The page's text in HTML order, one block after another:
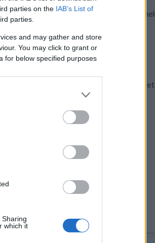
parties on the IAB’s List of
parties.
and may gather and store
You may click to grant or
for below specified purposes
which it
találnak menedéket ebben a múlt
közlekednek, ötszáz fiatal üzemelteti